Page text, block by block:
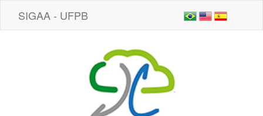
SIGAA - UFPB